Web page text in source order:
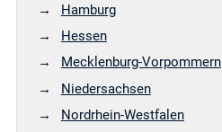
Hamburg
Hessen
Mecklenburg-Vorpommern
Niedersachsen
Nordrhein-Westfalen